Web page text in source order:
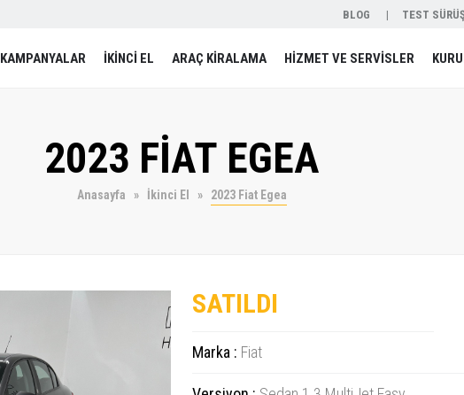
BLOG TEST
KAMPANYALAR İKİNCİ EL ARAÇ KİRALAMA HİZMET VE SERVİSLER
2023 FİAT EGEA
Anasayfa İkinci El 2023 Fiat Egea
SATILDI
Marka : Fiat